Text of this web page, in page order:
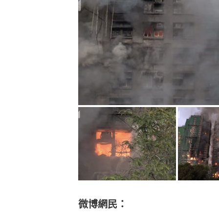
微博網民：